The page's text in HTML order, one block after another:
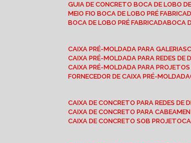
GUIA DE CONCRETO BOCA DE LOBO
MEIO FIO BOCA DE LOBO PRÉ
BOCA DE LOBO PRÉ FABRICADA BOCA
CAIXA PRÉ-MOLDADA PARA GALERIAS
CAIXA PRÉ-MOLDADA PARA REDES DE
CAIXA PRÉ-MOLDADA PARA
FORNECEDOR DE CAIXA PRÉ-MOLDADA
CAIXA DE CONCRETO PARA REDES DE
CAIXA DE CONCRETO PARA
CAIXA DE CONCRETO SOB PROJETO